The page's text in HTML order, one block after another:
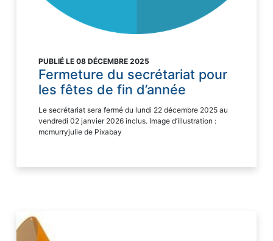
PUBLIÉ LE 08 DÉCEMBRE 2025
Fermeture du secrétariat pour
les fêtes de fin d’année
Le secrétariat sera fermé du lundi 22 décembre 2025 au
vendredi 02 janvier 2026 inclus. Image d’illustration :
mcmurryjulie de Pixabay